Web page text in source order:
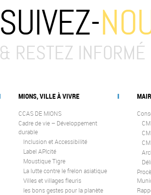
SUIVEZ-
& RESTEZ INFORMÉ
MIONS, VILLE À VIVRE
CCAS DE MIONS
Cadre de vie – Développement
durable
Inclusion et Accessibilité
Label APIcité
Moustique Tigre
La lutte contre le frelon asiatique
Villes et villages fleuris
les bons gestes pour la planète